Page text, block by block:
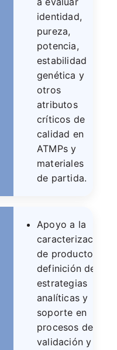
identidad,
pureza,
potencia,
estabilidad
genética y
otros
atributos
críticos de
calidad en
ATMPs y
materiales
de partida.
Apoyo a la
caracterización
de producto,
definición de
estrategias
analíticas y
soporte en
procesos de
validación y